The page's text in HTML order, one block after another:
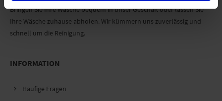
Bringen Sie Ihre Wäsche bequem in unser Geschäft oder lassen Sie
Ihre Wäsche zuhause abholen. Wir kümmern uns zuverlässig und
schnell um die Reinigung.
INFORMATION
Häufige Fragen